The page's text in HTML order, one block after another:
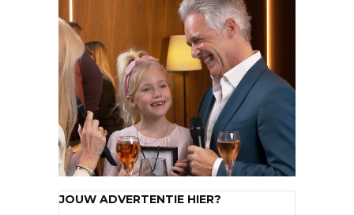
JOUW ADVERTENTIE HIER?